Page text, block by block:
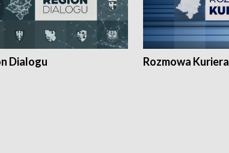
Dialogu Rozmowa Kuriera